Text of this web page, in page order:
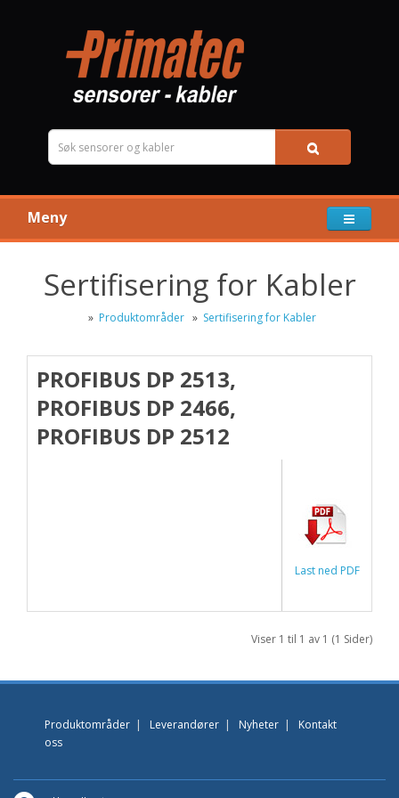
Meny
Sertifisering for Kabler
» Produktområder » Sertifisering for Kabler
PROFIBUS DP 2513,
PROFIBUS DP 2466,
PROFIBUS DP 2512
Last ned PDF
Viser 1 til 1 av 1 (1 Sider)
Produktområder | Leverandører | Nyheter | Kontakt
oss